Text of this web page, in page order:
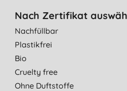
Nach Zertifikat
Nachfüllbar
Plastikfrei
Bio
Cruelty free
Ohne Duftstoffe